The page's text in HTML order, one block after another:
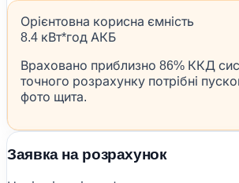
Орієнтовна корисна ємність
8.4 кВт*год АКБ
Враховано приблизно 86% ККД
точного розрахунку потрібні
фото щита.
Заявка на розрахунок